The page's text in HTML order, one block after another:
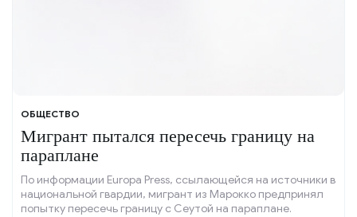
ОБЩЕСТВО
Мигрант пытался пересечь границу на
параплане
По информации Europa Press, ссылающейся на источники в
национальной гвардии, мигрант из Марокко предпринял
попытку пересечь границу с Сеутой на параплане.